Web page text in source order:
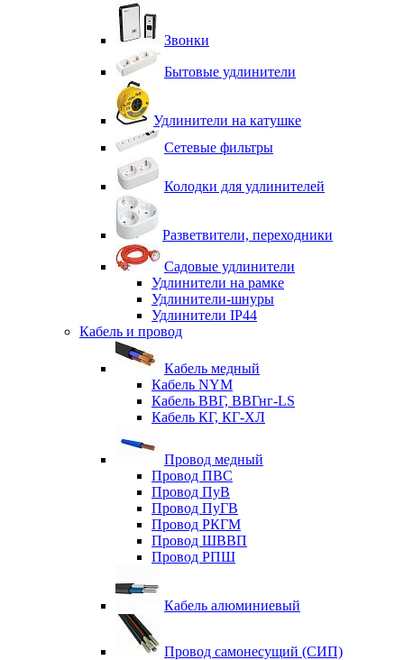
Звонки
Бытовые удлинители
Удлинители на катушке
Сетевые фильтры
Колодки для удлинителей
Разветвители, переходники
Садовые удлинители
Удлинители на рамке
Удлинители-шнуры
Удлинители IP44
Кабель и провод
Кабель медный
Кабель NYM
Кабель ВВГ, ВВГнг-LS
Кабель КГ, КГ-ХЛ
Провод медный
Провод ПВС
Провод ПуВ
Провод ПуГВ
Провод РКГМ
Провод ШВВП
Провод РПШ
Кабель алюминиевый
Провод самонесущий (СИП)